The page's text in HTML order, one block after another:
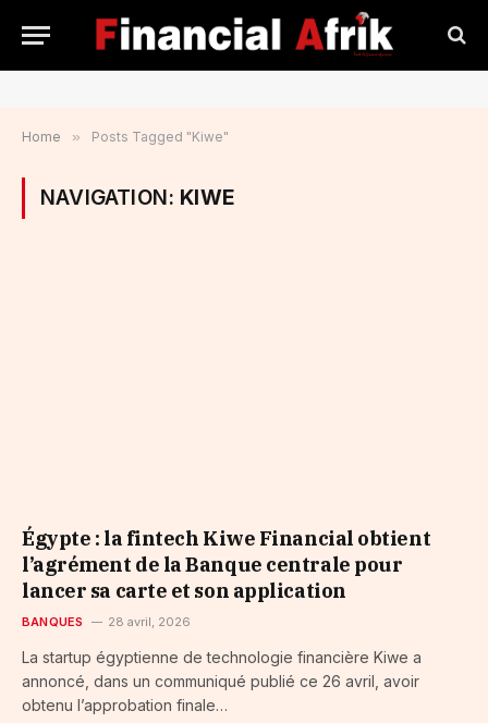
Home » Posts Tagged "Kiwe"
NAVIGATION: KIWE
Égypte : la fintech Kiwe Financial obtient
l’agrément de la Banque centrale pour
lancer sa carte et son application
BANQUES 28 avril, 2026
La startup égyptienne de technologie financière Kiwe a
annoncé, dans un communiqué publié ce 26 avril, avoir
obtenu l’approbation finale…